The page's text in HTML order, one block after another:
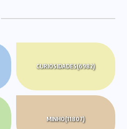
CURIOSIDADES(6982)
MINHO(11807)